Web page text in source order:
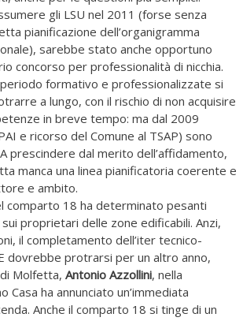
gli LSU nel 2011 (forse senza
pianificazione dell’organigramma
sarebbe stato anche opportuno
concorso per professionalità di nicchia.
formativo e professionalizzate si
a lungo, con il rischio di non acquisire
in breve tempo: ma dal 2009
e ricorso del Comune al TSAP) sono
prescindere dal merito dell’affidamento,
manca una linea pianificatoria coerente e
e ambito.
comparto 18 ha determinato pesanti
proprietari delle zone edificabili. Anzi,
il completamento dell’iter tecnico-
dovrebbe protrarsi per un altro anno,
Molfetta, Antonio Azzollini, nella
Casa ha annunciato un’immediata
Anche il comparto 18 si tinge di un